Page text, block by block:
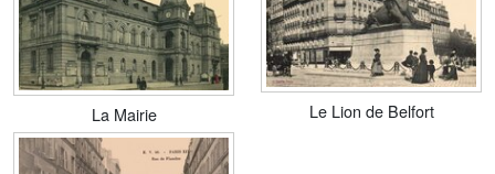
La Mairie Le Lion de Belfort